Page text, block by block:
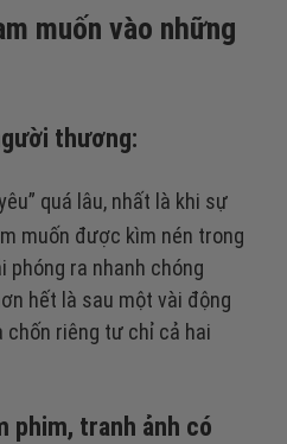
muốn vào những
thương:
quá lâu, nhất là khi sự
muốn được kìm nén trong
ra nhanh chóng
hết là sau một vài động
chốn riêng tư chỉ cả hai
phim, tranh ảnh có